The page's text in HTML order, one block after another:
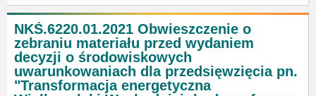
NKŚ.6220.01.2021 Obwieszczenie o
zebraniu materiału przed wydaniem
decyzji o środowiskowych
uwarunkowaniach dla przedsięwzięcia pn.
"Transformacja energetyczna